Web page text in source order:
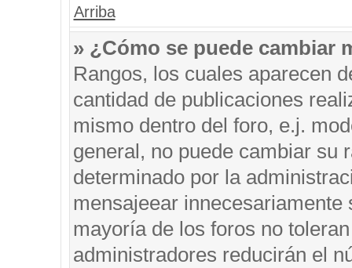
Arriba
» ¿Cómo se puede cambiar
Rangos, los cuales aparecen
cantidad de publicaciones
mismo dentro del foro, e.j.
general, no puede cambiar su
determinado por la
mensajeear
mayoría de los foros no
administradores reducirán el